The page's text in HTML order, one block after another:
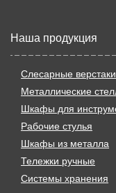
Наша продукция
Слесарные верстаки
Металлические
Шкафы для
Рабочие стулья
Шкафы из металла
Тележки ручные
Системы хранения